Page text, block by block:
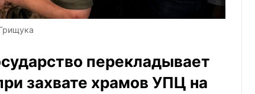
перекладывает
захвате храмов УПЦ на